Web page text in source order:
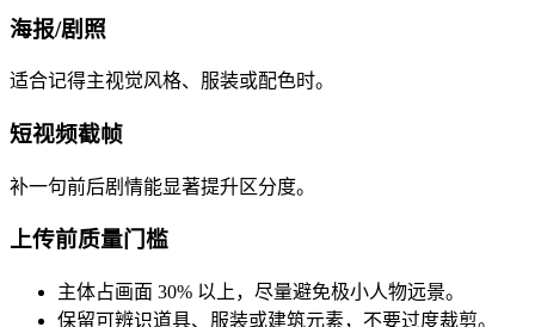
海报/剧照
适合记得主视觉风格、服装或配色时。
短视频截帧
补一句前后剧情能显著提升区分度。
上传前质量门槛
主体占画面 30% 以上，尽量避免极小人物远景。
保留可辨识道具、服装或建筑元素，不要过度裁剪。